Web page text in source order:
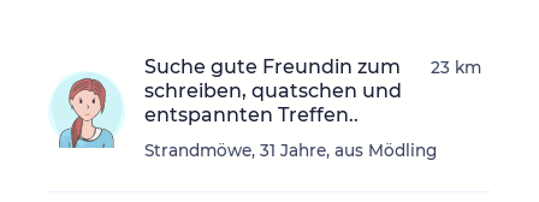
Suche gute Freundin zum
schreiben, quatschen und
entspannten Treffen..
Strandmöwe, 31 Jahre, aus Mödling
23 km